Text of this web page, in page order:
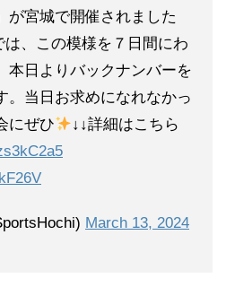
」が宮城で開催されました
は、この模様を７日間にわ
本日よりバックナンバーを
。当日お求めになれなかっ
にぜひ
↓↓詳細はこちら
March 13, 2024